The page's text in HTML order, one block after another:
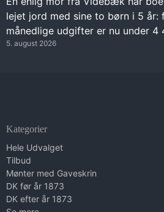
lejet jord med sine to børn i 5 år:
månedlige udgifter er nu under 4
5. august 2026
Kategorier
Hele Udvalget
Tilbud
Mønter med Gaveskrin
DK før år 1873
DK efter år 1873